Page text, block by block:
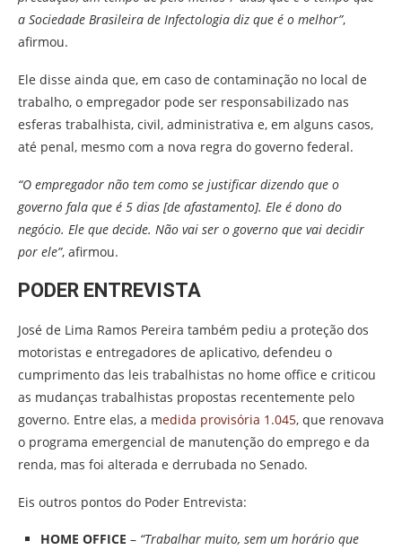
a Sociedade Brasileira de Infectologia diz que é o melhor”,
afirmou.
Ele disse ainda que, em caso de contaminação no local de
trabalho, o empregador pode ser responsabilizado nas
esferas trabalhista, civil, administrativa e, em alguns casos,
até penal, mesmo com a nova regra do governo federal.
“O empregador não tem como se justificar dizendo que o
governo fala que é 5 dias [de afastamento]. Ele é dono do
negócio. Ele que decide. Não vai ser o governo que vai decidir
por ele”, afirmou.
PODER ENTREVISTA
José de Lima Ramos Pereira também pediu a proteção dos
motoristas e entregadores de aplicativo, defendeu o
cumprimento das leis trabalhistas no home office e criticou
as mudanças trabalhistas propostas recentemente pelo
governo. Entre elas, a medida provisória 1.045, que renovava
o programa emergencial de manutenção do emprego e da
renda, mas foi alterada e derrubada no Senado.
Eis outros pontos do Poder Entrevista:
HOME OFFICE – “Trabalhar muito, sem um horário que